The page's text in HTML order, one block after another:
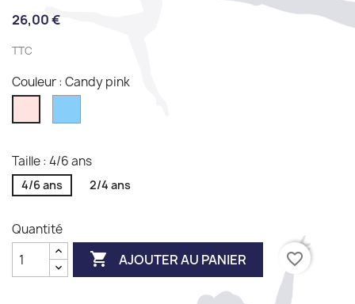
26,00 €
TTC
Couleur : Candy pink
pink
Taille : 4/6 ans
4/6 ans 2/4 ans
Quantité
 AJOUTER AU PANIER favorite_border